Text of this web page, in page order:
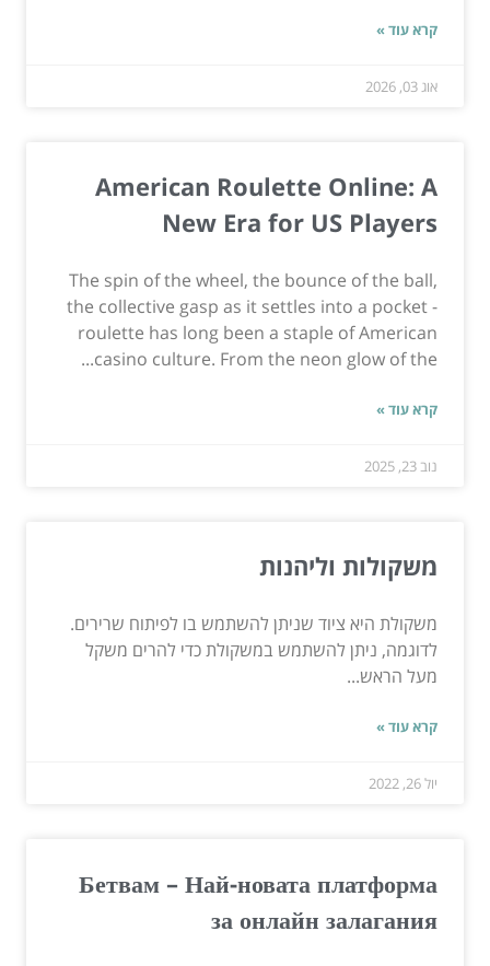
קרא עוד »
אוג 03, 2026
American Roulette Online: A
New Era for US Players
The spin of the wheel, the bounce of the ball,
the collective gasp as it settles into a pocket -
roulette has long been a staple of American
casino culture. From the neon glow of the...
קרא עוד »
נוב 23, 2025
משקולות וליהנות
משקולת היא ציוד שניתן להשתמש בו לפיתוח שרירים.
לדוגמה, ניתן להשתמש במשקולת כדי להרים משקל
מעל הראש...
קרא עוד »
יול 26, 2022
Бетвам – Най-новата платформа
за онлайн залагания